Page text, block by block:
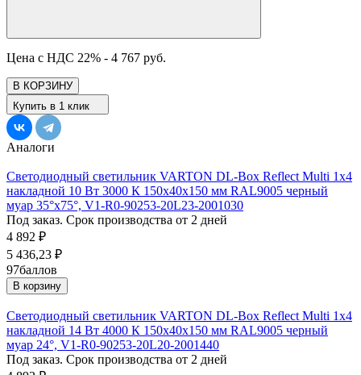
Цена с НДС 22% - 4 767 руб.
В КОРЗИНУ
Купить в 1 клик
Аналоги
Светодиодный светильник VARTON DL-Box Reflect Multi 1x4
накладной 10 Вт 3000 К 150х40х150 мм RAL9005 черный
муар 35°x75°, V1-R0-90253-20L23-2001030
Под заказ. Срок производства от 2 дней
4 892 ₽
5 436,23 ₽
97баллов
В корзину
Светодиодный светильник VARTON DL-Box Reflect Multi 1x4
накладной 14 Вт 4000 К 150х40х150 мм RAL9005 черный
муар 24°, V1-R0-90253-20L20-2001440
Под заказ. Срок производства от 2 дней